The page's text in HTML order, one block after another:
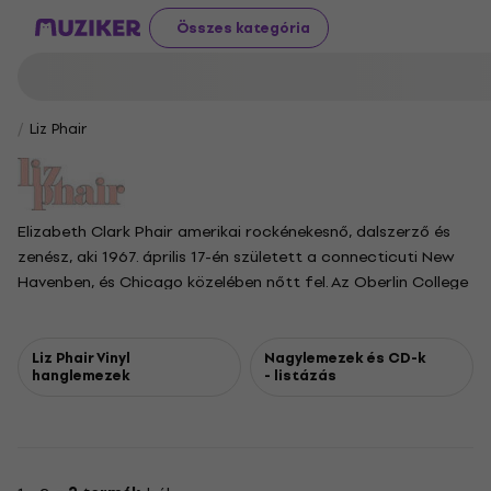
Összes kategória
Liz Phair
Elizabeth Clark Phair amerikai rockénekesnő, dalszerző és
zenész, aki 1967. április 17-én született a connecticuti New
Havenben, és Chicago közelében nőtt fel. Az Oberlin College
leszerződésükhöz vezetett. 1993-as, kritikusok által elismert
debütáló albumát, az Exile in Guyville-t gyakran a
saját kiadású albumán egy poposabb hangzásra váltott,
Liz Phair Vinyl
hanglemezek
Nagylemezek és CD-k
- listázás